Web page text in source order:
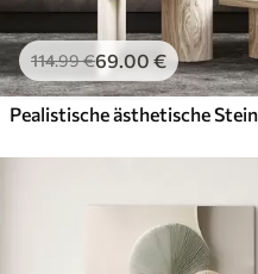
114.99€69.00 €